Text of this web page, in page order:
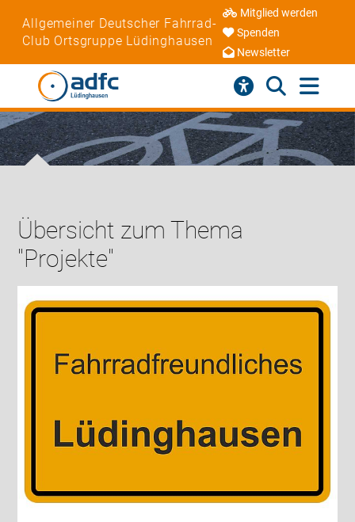
Allgemeiner Deutscher Fahrrad-
Club Ortsgruppe Lüdinghausen
Mitglied werden
Spenden
Newsletter
Übersicht zum Thema
"Projekte"